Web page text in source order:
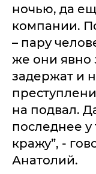
ночью, да
компании.
– пару
же они явно
задержат и
на подвал.
последнее у
кражу”, -
Анатолий.